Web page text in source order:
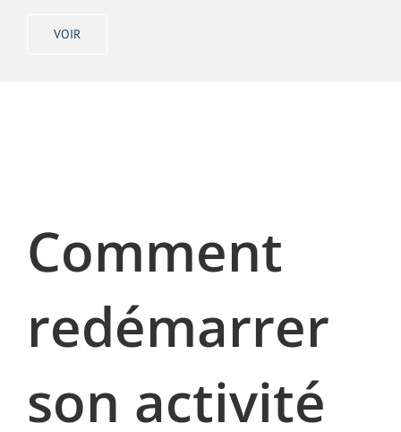
VOIR
Comment
redémarrer
son activité